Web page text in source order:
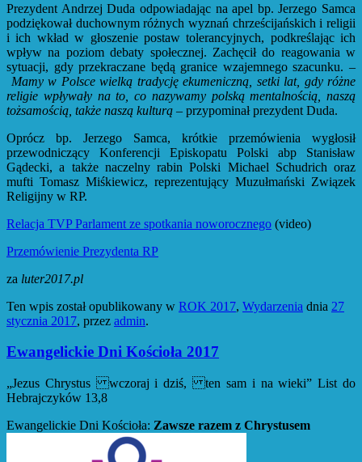
Prezydent Andrzej Duda odpowiadając na apel bp. Jerzego Samca
podziękował duchownym różnych wyznań chrześcijańskich i religii
i ich wkład w głoszenie postaw tolerancyjnych, podkreślając ich
wpływ na poziom debaty społecznej. Zachęcił do reagowania w
sytuacji, gdy przekraczane będą granice wzajemnego szacunku. –
Mamy w Polsce wielką tradycję ekumeniczną, setki lat, gdy różne
religie wpływały na to, co nazywamy polską mentalnością, naszą
tożsamością, także naszą kulturą – przypominał prezydent Duda.
Oprócz bp. Jerzego Samca, krótkie przemówienia wygłosił
przewodniczący Konferencji Episkopatu Polski abp Stanisław
Gądecki, a także naczelny rabin Polski Michael Schudrich oraz
mufti Tomasz Miśkiewicz, reprezentujący Muzułmański Związek
Religijny w RP.
Relacja TVP Parlament ze spotkania noworocznego (video)
Przemówienie Prezydenta RP
za luter2017.pl
Ten wpis został opublikowany w ROK 2017, Wydarzenia dnia 27
stycznia 2017, przez admin.
Ewangelickie Dni Kościoła 2017
„Jezus Chrystus wczoraj i dziś, ten sam i na wieki” List do
Hebrajczyków 13,8
Ewangelickie Dni Kościoła: Zawsze razem z Chrystusem